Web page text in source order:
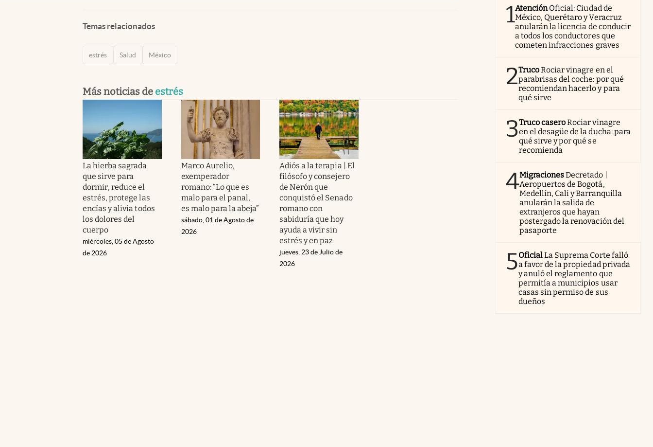
Temas relacionados
estrés Salud México
Más noticias de estrés
La hierba sagrada
que sirve para
dormir, reduce el
estrés, protege las
encías y alivia todos
los dolores del
cuerpo
miércoles, 05 de Agosto
de 2026
Marco Aurelio,
exemperador
romano: “Lo que es
malo para el panal,
es malo para la abeja”
sábado, 01 de Agosto de
2026
Adiós a la terapia | El
filósofo y consejero
de Nerón que
conquistó el Senado
romano con
sabiduría que hoy
ayuda a vivir sin
estrés y en paz
jueves, 23 de Julio de
2026
1AtenciónOficial: Ciudad de
México, Querétaro y Veracruz
anularán la licencia de conducir
a todos los conductores que
cometen infracciones graves
2TrucoRociar vinagre en el
parabrisas del coche: por qué
recomiendan hacerlo y para
qué sirve
3Truco caseroRociar vinagre
en el desagüe de la ducha: para
qué sirve y por qué se
recomienda
4MigracionesDecretado |
Aeropuertos de Bogotá,
Medellín, Cali y Barranquilla
anularán la salida de
extranjeros que hayan
postergado la renovación del
pasaporte
5OficialLa Suprema Corte falló
a favor de la propiedad privada
y anuló el reglamento que
permitía a municipios usar
casas sin permiso de sus
dueños